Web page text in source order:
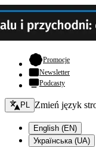
Promocje- otwiera
Newsletter
Podcasty
Zmień język - bieżący:
PL Zmień język
English (EN)
Українська (UA)